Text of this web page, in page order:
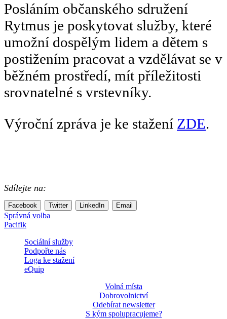
Posláním občanského sdružení
Rytmus je poskytovat služby, které
umožní dospělým lidem a dětem s
postižením pracovat a vzdělávat se v
běžném prostředí, mít příležitosti
srovnatelné s vrstevníky.
Výroční zpráva je ke stažení ZDE.
Sdílejte na:
Facebook Twitter LinkedIn Email
Navigace
pro
příspěvek
Správná volba
Pacifik
Sociální služby
Podpořte nás
Loga ke stažení
eQuip
Volná místa
Dobrovolnictví
Odebírat newsletter
S kým spolupracujeme?